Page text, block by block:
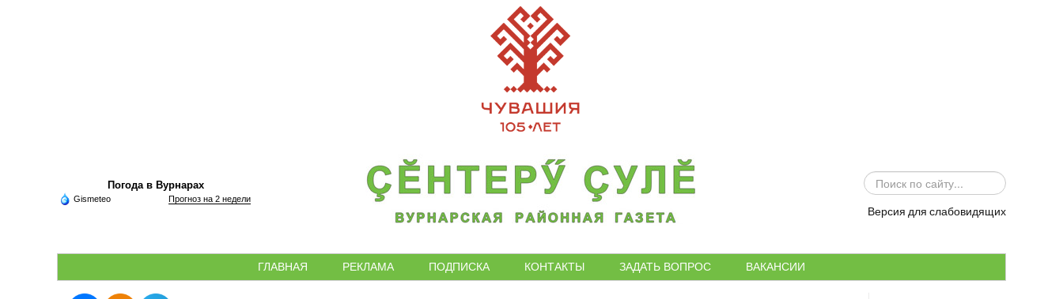
Погода в Вурнарах
Gismeteo Прогноз на 2 недели
ИСКАТЬ...
Версия для слабовидящих
ГЛАВНАЯ РЕКЛАМА ПОДПИСКА КОНТАКТЫ ЗАДАТЬ ВОПРОС ВАКАНСИИ